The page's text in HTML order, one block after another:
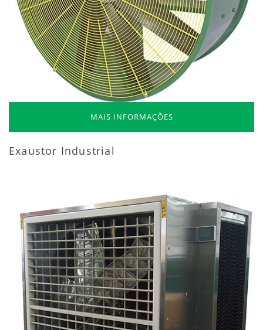
MAIS INFORMAÇÕES
Exaustor Industrial